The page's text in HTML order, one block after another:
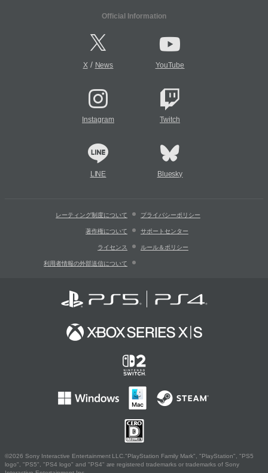
Official Information
X/ News YouTube
Instagram Twitch
LINE Bluesky
レーティング制度について プライバシーポリシー
著作権について サポートセンター
ライセンス ルール＆ポリシー
利用者情報の外部送信について
©2026 Sony Interactive Entertainment LLC."PlayStation Family Mark", "PlayStation", "PS5
logo", "PS5", "PS4 logo" and "PS4" are registered trademarks or trademarks of Sony